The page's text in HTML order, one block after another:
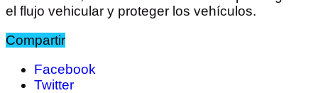
el flujo vehicular y proteger los vehículos.
Compartir
Facebook
Twitter